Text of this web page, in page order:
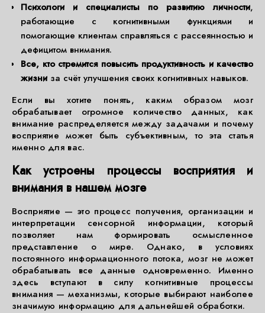
Психологи и специалисты по развитию личности,
работающие с когнитивными функциями и
помогающие клиентам справляться с рассеянностью и
дефицитом внимания.
Все, кто стремится повысить продуктивность и качество
жизни за счёт улучшения своих когнитивных навыков.
Если вы хотите понять, каким образом мозг
обрабатывает огромное количество данных, как
внимание распределяется между задачами и почему
восприятие может быть субъективным, то эта статья
именно для вас.
Как устроены процессы восприятия и
внимания в нашем мозге
Восприятие — это процесс получения, организации и
интерпретации сенсорной информации, который
позволяет нам формировать осмысленное
представление о мире. Однако, в условиях
постоянного информационного потока, мозг не может
обрабатывать все данные одновременно. Именно
здесь вступают в силу когнитивные процессы
внимания — механизмы, которые выбирают наиболее
значимую информацию для дальнейшей обработки.